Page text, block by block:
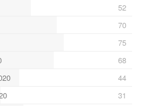
52
70
75
68
44
31